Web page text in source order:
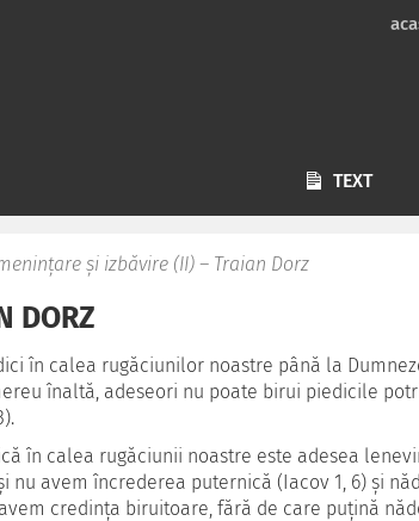
TEXT
și izbăvire (II) – Traian Dorz
DORZ
în calea rugăciunilor noastre până la
înaltă, adeseori nu poate birui piedicile
în calea rugăciunii noastre este adesea
nu avem încrederea puternică (Iacov 1, 6) și
credința biruitoare, fără de care puțină